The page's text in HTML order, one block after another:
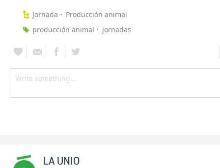
Jornada
Producción animal
producción animal
jornadas
LA UNIO